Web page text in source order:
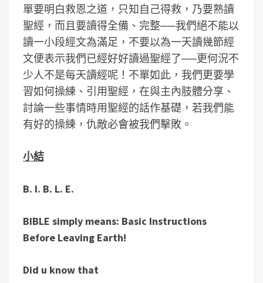
單要明白救恩之道，只知自己得救，乃要熟讀
聖經，而且要讀得全備、完整──我們絕不能以
讀一小段經文為滿足，不要以為一天讀幾節經
文便表示我們已經好好讀過聖經了──更何況不
少人不是每天讀經呢！不單如此，我們更要學
習如何操練、引用聖經，在與主內肢體分享、
討論一些事情時用聖經的話作基礎，若我們能
有好的操練，仇敵必會被我們擊敗。
小結
B. I. B. L. E.
BIBLE simply means: Basic Instructions
Before Leaving Earth!
Did u know that